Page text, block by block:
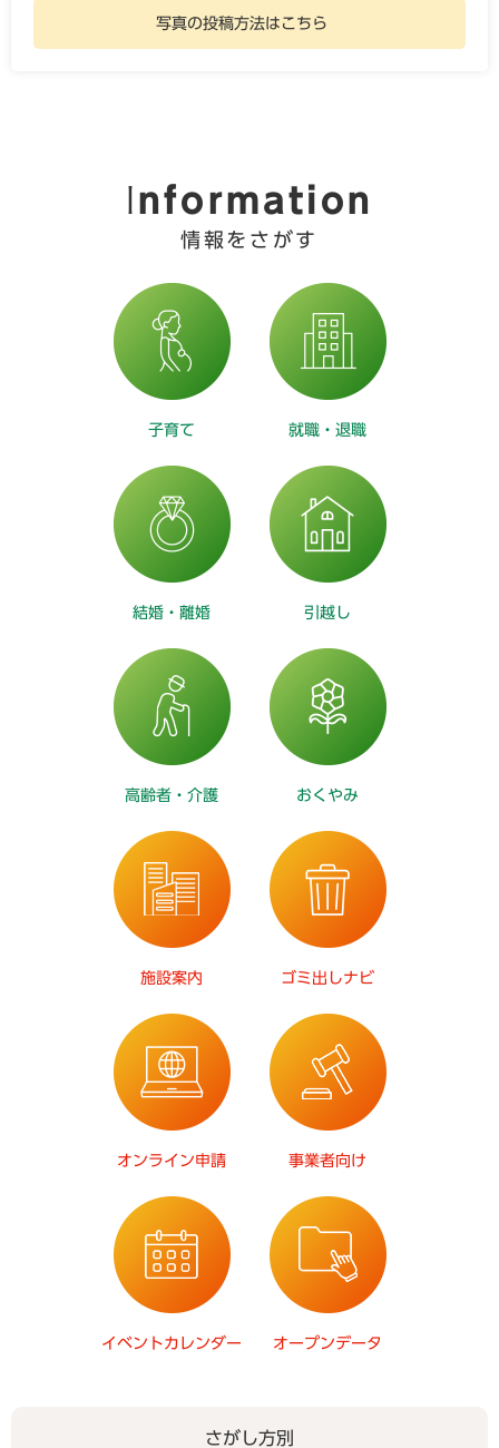
写真の投稿方法はこちら
Information
情報をさがす
子育て 就職・退職
結婚・離婚 引越し
高齢者・介護 おくやみ
施設案内 ゴミ出しナビ
オンライン申請 事業者向け
イベントカレンダー オープンデータ
さがし方別